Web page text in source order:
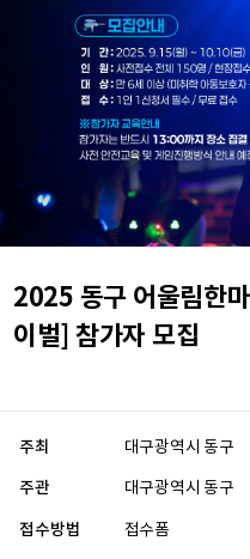
2025 동구 어울림한
이벌] 참가자 모집
주최 대구광역시 동구
주관 대구광역시 동구
접수방법 접수폼